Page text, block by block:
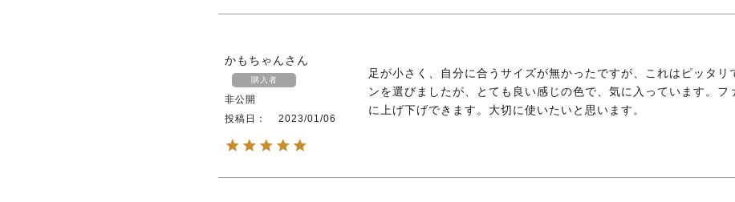
かもちゃん
購入者
非公開
投稿日
2023/01/06
足が小さく、自分に合うサイズが無かったですが、これはピッタリ
ンを選びましたが、とても良い感じの色で、気に入っています。フ
に上げ下げできます。大切に使いたいと思います。